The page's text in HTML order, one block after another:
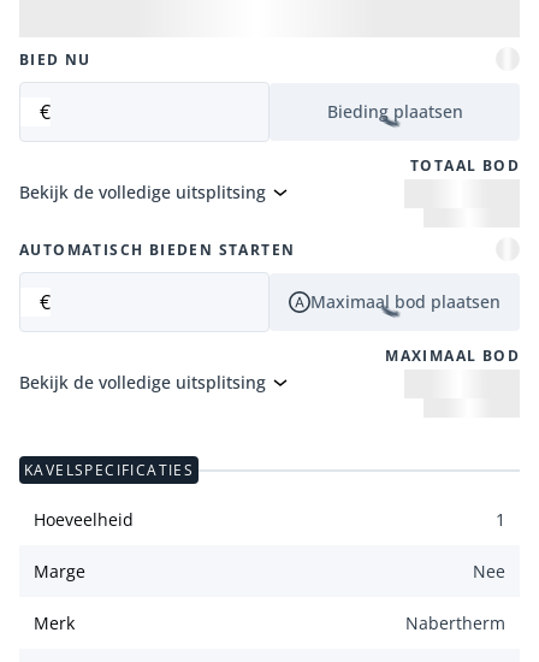
BIED NU
€ Bieding plaatsen
TOTAAL BOD
Bekijk de volledige uitsplitsing
AUTOMATISCH BIEDEN STARTEN
€ Maximaal bod plaatsen
MAXIMAAL BOD
Bekijk de volledige uitsplitsing
KAVELSPECIFICATIES
Hoeveelheid 1
Marge Nee
Merk Nabertherm